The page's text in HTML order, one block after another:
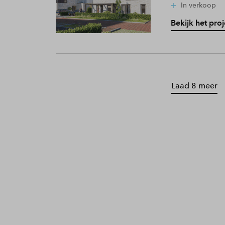
In verkoop
Bekijk het
Laad 8 meer